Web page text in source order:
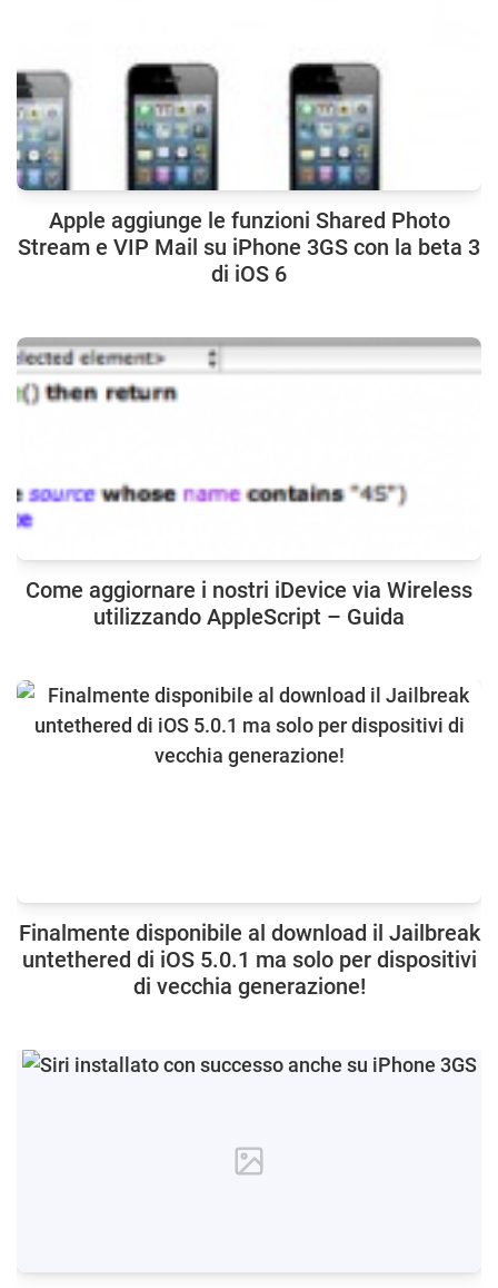
Apple aggiunge le funzioni Shared Photo
Stream e VIP Mail su iPhone 3GS con la beta 3
di iOS 6
Come aggiornare i nostri iDevice via Wireless
utilizzando AppleScript – Guida
Finalmente disponibile al download il Jailbreak
untethered di iOS 5.0.1 ma solo per dispositivi
di vecchia generazione!